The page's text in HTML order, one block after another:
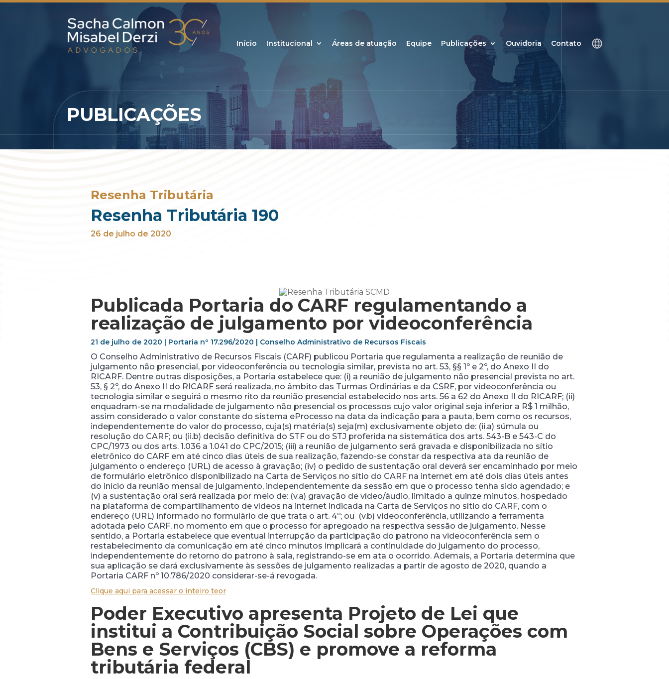
Início Institucional Áreas de atuação Equipe Publicações Ouvidoria Contato
PUBLICAÇÕES
Resenha Tributária
Resenha Tributária 190
26 de julho de 2020
Publicada Portaria do CARF regulamentando a
realização de julgamento por videoconferência
21 de julho de 2020 | Portaria nº 17.296/2020 | Conselho Administrativo de Recursos Fiscais
O Conselho Administrativo de Recursos Fiscais (CARF) publicou Portaria que regulamenta a realização de reunião de
julgamento não presencial, por videoconferência ou tecnologia similar, prevista no art. 53, §§ 1º e 2º, do Anexo II do
RICARF. Dentre outras disposições, a Portaria estabelece que: (i) a reunião de julgamento não presencial prevista no art.
53, § 2º, do Anexo II do RICARF será realizada, no âmbito das Turmas Ordinárias e da CSRF, por videoconferência ou
tecnologia similar e seguirá o mesmo rito da reunião presencial estabelecido nos arts. 56 a 62 do Anexo II do RICARF; (ii)
enquadram-se na modalidade de julgamento não presencial os processos cujo valor original seja inferior a R$ 1 milhão,
assim considerado o valor constante do sistema eProcesso na data da indicação para a pauta, bem como os recursos,
independentemente do valor do processo, cuja(s) matéria(s) seja(m) exclusivamente objeto de: (ii.a) súmula ou
resolução do CARF; ou (ii.b) decisão definitiva do STF ou do STJ proferida na sistemática dos arts. 543-B e 543-C do
CPC/1973 ou dos arts. 1.036 a 1.041 do CPC/2015; (iii) a reunião de julgamento será gravada e disponibilizada no sítio
eletrônico do CARF em até cinco dias úteis de sua realização, fazendo-se constar da respectiva ata da reunião de
julgamento o endereço (URL) de acesso à gravação; (iv) o pedido de sustentação oral deverá ser encaminhado por meio
de formulário eletrônico disponibilizado na Carta de Serviços no sítio do CARF na internet em até dois dias úteis antes
do início da reunião mensal de julgamento, independentemente da sessão em que o processo tenha sido agendado; e
(v) a sustentação oral será realizada por meio de: (v.a) gravação de vídeo/áudio, limitado a quinze minutos, hospedado
na plataforma de compartilhamento de vídeos na internet indicada na Carta de Serviços no sítio do CARF, com o
endereço (URL) informado no formulário de que trata o art. 4º; ou (v.b) videoconferência, utilizando a ferramenta
adotada pelo CARF, no momento em que o processo for apregoado na respectiva sessão de julgamento. Nesse
sentido, a Portaria estabelece que eventual interrupção da participação do patrono na videoconferência sem o
restabelecimento da comunicação em até cinco minutos implicará a continuidade do julgamento do processo,
independentemente do retorno do patrono à sala, registrando-se em ata o ocorrido. Ademais, a Portaria determina que
sua aplicação se dará exclusivamente às sessões de julgamento realizadas a partir de agosto de 2020, quando a
Portaria CARF nº 10.786/2020 considerar-se-á revogada.
Clique aqui para acessar o inteiro teor
Poder Executivo apresenta Projeto de Lei que
institui a Contribuição Social sobre Operações com
Bens e Serviços (CBS) e promove a reforma
tributária federal